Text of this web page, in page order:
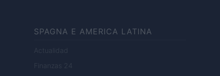
SPAGNA E AMERICA LATINA
Actualidad
Finanzas 24